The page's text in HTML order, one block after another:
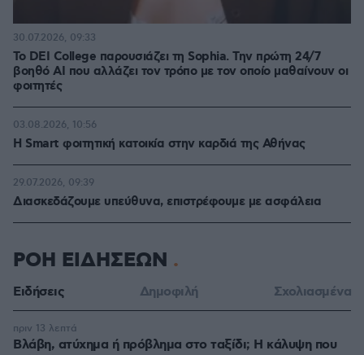
Το DEI College παρουσιάζει τη Sophia. Την πρώτη 24/7
βοηθό AI που αλλάζει τον τρόπο με τον οποίο μαθαίνουν οι
φοιτητές
30.07.2026, 09:33
Η Smart φοιτητική κατοικία στην καρδιά της Αθήνας
03.08.2026, 10:56
Διασκεδάζουμε υπεύθυνα, επιστρέφουμε με ασφάλεια
29.07.2026, 09:39
ΡΟΗ ΕΙΔΗΣΕΩΝ
Ειδήσεις Δημοφιλή Σχολιασμένα
Βλάβη, ατύχημα ή πρόβλημα στο ταξίδι; Η κάλυψη που
πριν 13 λεπτά